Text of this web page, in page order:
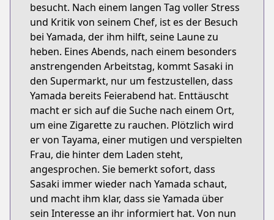
besucht. Nach einem langen Tag voller Stress
und Kritik von seinem Chef, ist es der Besuch
bei Yamada, der ihm hilft, seine Laune zu
heben. Eines Abends, nach einem besonders
anstrengenden Arbeitstag, kommt Sasaki in
den Supermarkt, nur um festzustellen, dass
Yamada bereits Feierabend hat. Enttäuscht
macht er sich auf die Suche nach einem Ort,
um eine Zigarette zu rauchen. Plötzlich wird
er von Tayama, einer mutigen und verspielten
Frau, die hinter dem Laden steht,
angesprochen. Sie bemerkt sofort, dass
Sasaki immer wieder nach Yamada schaut,
und macht ihm klar, dass sie Yamada über
sein Interesse an ihr informiert hat. Von nun